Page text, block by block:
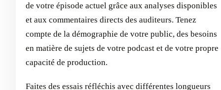
de votre épisode actuel grâce aux analyses disponibles
et aux commentaires directs des auditeurs. Tenez
compte de la démographie de votre public, des besoins
en matière de sujets de votre podcast et de votre propre
capacité de production.
Faites des essais réfléchis avec différentes longueurs